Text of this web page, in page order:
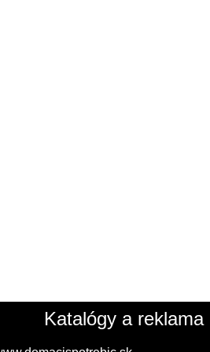
Katalógy a reklama